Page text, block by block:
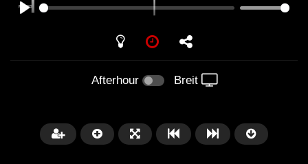
Afterhour Breit